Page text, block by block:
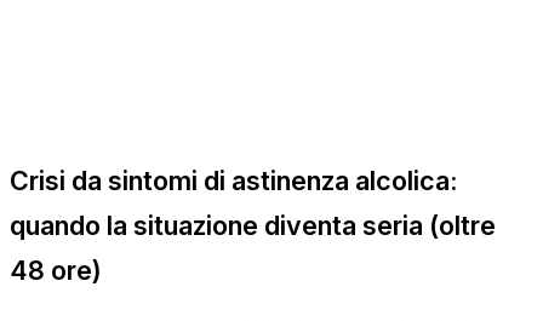
Crisi da sintomi di astinenza alcolica:
quando la situazione diventa seria (oltre
48 ore)